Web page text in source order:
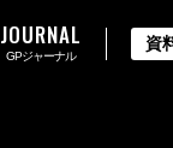
JOURNAL
GPジャーナル
資